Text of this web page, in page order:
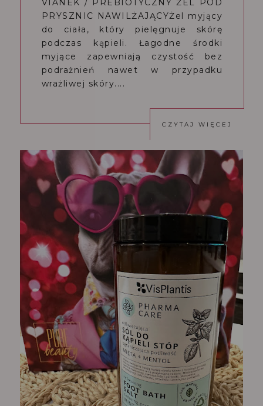
VIANEK / PREBIOTYCZNY ŻEL POD
PRYSZNIC NAWILŻAJĄCYŻel myjący
do ciała, który pielęgnuje skórę
podczas kąpieli. Łagodne środki
myjące zapewniają czystość bez
podrażnień nawet w przypadku
wrażliwej skóry....
CZYTAJ WIĘCEJ